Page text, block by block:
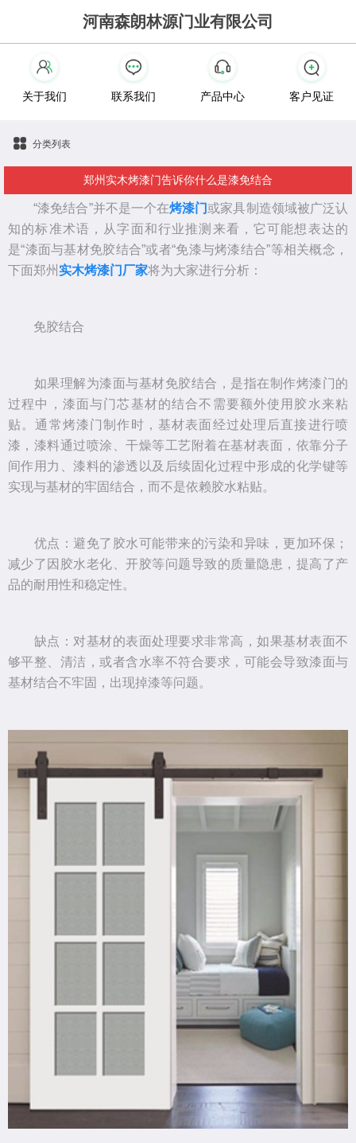
河南森朗林源门业有限公司
关于我们 联系我们 产品中心 客户见证
分类列表
郑州实木烤漆门告诉你什么是漆免结合
“漆免结合”并不是一个在烤漆门或家具制造领域被广泛认
知的标准术语，从字面和行业推测来看，它可能想表达的
是“漆面与基材免胶结合”或者“免漆与烤漆结合”等相关概念，
下面郑州 实木烤漆门厂家将为大家进行分析：
免胶结合
如果理解为漆面与基材免胶结合，是指在制作烤漆门的
过程中，漆面与门芯基材的结合不需要额外使用胶水来粘
贴。通常烤漆门制作时，基材表面经过处理后直接进行喷
漆，漆料通过喷涂、干燥等工艺附着在基材表面，依靠分子
间作用力、漆料的渗透以及后续固化过程中形成的化学键等
实现与基材的牢固结合，而不是依赖胶水粘贴。
优点：避免了胶水可能带来的污染和异味，更加环保；
减少了因胶水老化、开胶等问题导致的质量隐患，提高了产
品的耐用性和稳定性。
缺点：对基材的表面处理要求非常高，如果基材表面不
够平整、清洁，或者含水率不符合要求，可能会导致漆面与
基材结合不牢固，出现掉漆等问题。